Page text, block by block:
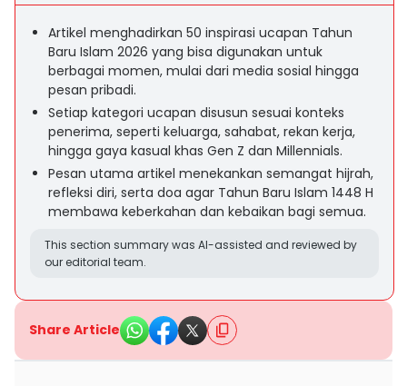
Artikel menghadirkan 50 inspirasi ucapan Tahun
Baru Islam 2026 yang bisa digunakan untuk
berbagai momen, mulai dari media sosial hingga
pesan pribadi.
Setiap kategori ucapan disusun sesuai konteks
penerima, seperti keluarga, sahabat, rekan kerja,
hingga gaya kasual khas Gen Z dan Millennials.
Pesan utama artikel menekankan semangat hijrah,
refleksi diri, serta doa agar Tahun Baru Islam 1448 H
membawa keberkahan dan kebaikan bagi semua.
This section summary was AI-assisted and reviewed by
our editorial team.
Share Article